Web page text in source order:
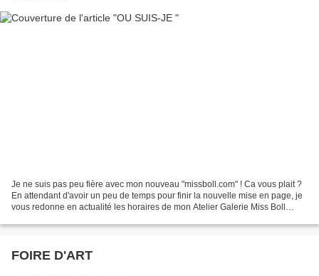
Je ne suis pas peu fière avec mon nouveau "missboll.com" ! Ca vous plait ?
En attendant d'avoir un peu de temps pour finir la nouvelle mise en page, je
vous redonne en actualité les horaires de mon Atelier Galerie Miss Boll
FOIRE D'ART